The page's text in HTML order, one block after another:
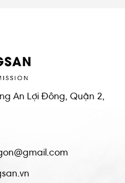
An Lợi Đông, Quận 2,